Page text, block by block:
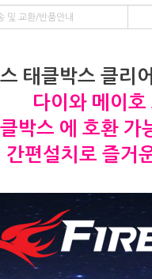
및 교환/반품안내
태클박스 클리
다이와 메이
박스 에 호환 가
간편설치로 즐거